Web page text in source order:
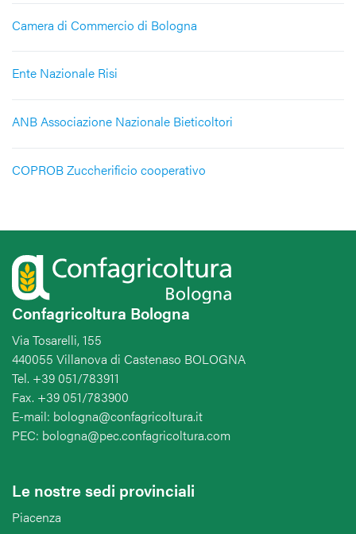
Camera di Commercio di Bologna
Ente Nazionale Risi
ANB Associazione Nazionale Bieticoltori
COPROB Zuccherificio cooperativo
Confagricoltura Bologna
Via Tosarelli, 155
440055 Villanova di Castenaso BOLOGNA
Tel. +39 051/783911
Fax. +39 051/783900
E-mail: bologna@confagricoltura.it
PEC: bologna@pec.confagricoltura.com
Le nostre sedi provinciali
Piacenza